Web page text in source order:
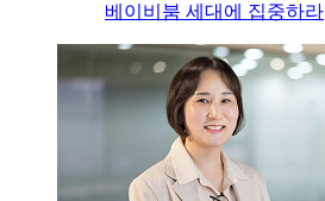
베이비붐 세대에 집중하라